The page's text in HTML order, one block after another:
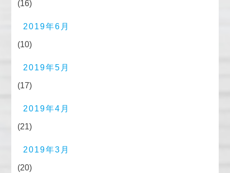
(16)
2019年6月
(10)
2019年5月
(17)
2019年4月
(21)
2019年3月
(20)